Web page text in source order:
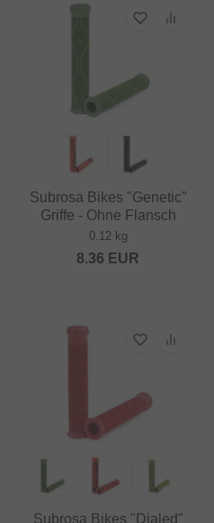
Subrosa Bikes "Genetic"
Griffe - Ohne Flansch
0.12 kg
8.36 EUR
Subrosa Bikes "Dialed"